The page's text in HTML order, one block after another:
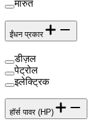
मारुत
ईंधन प्रकार
डीज़ल
पेट्रोल
इलेक्ट्रिक
हॉर्स पावर (HP)